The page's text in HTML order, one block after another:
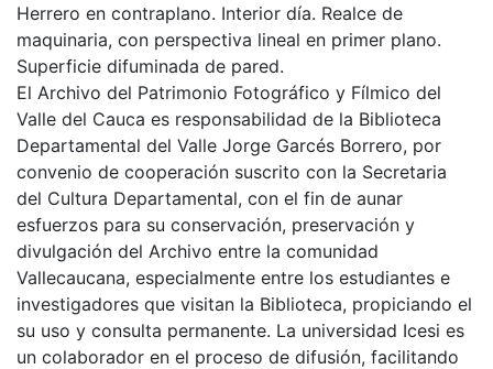
Herrero en contraplano. Interior día. Realce de
maquinaria, con perspectiva lineal en primer plano.
Superficie difuminada de pared.
El Archivo del Patrimonio Fotográfico y Fílmico del
Valle del Cauca es responsabilidad de la Biblioteca
Departamental del Valle Jorge Garcés Borrero, por
convenio de cooperación suscrito con la Secretaria
del Cultura Departamental, con el fin de aunar
esfuerzos para su conservación, preservación y
divulgación del Archivo entre la comunidad
Vallecaucana, especialmente entre los estudiantes e
investigadores que visitan la Biblioteca, propiciando el
su uso y consulta permanente. La universidad Icesi es
un colaborador en el proceso de difusión, facilitando